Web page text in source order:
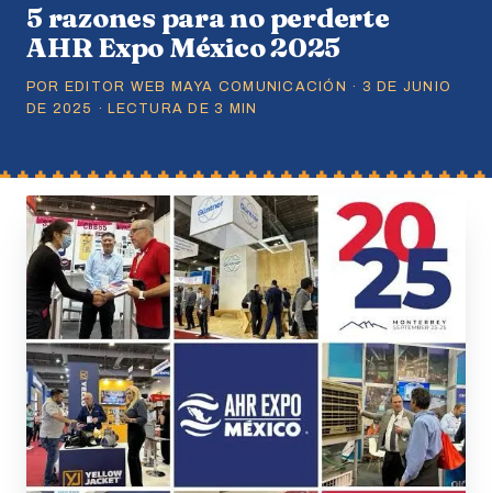
5 razones para no perderte
AHR Expo México 2025
POR EDITOR WEB MAYA COMUNICACIÓN · 3 DE JUNIO
DE 2025 · LECTURA DE 3 MIN